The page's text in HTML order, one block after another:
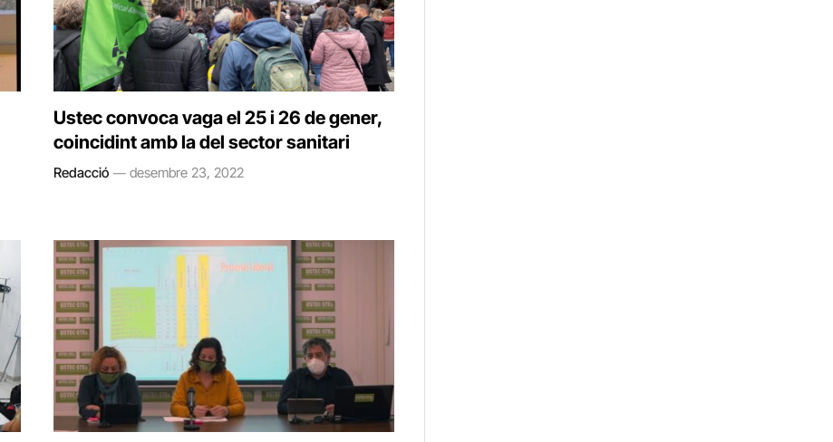
Ustec convoca vaga el 25 i 26 de gener,
coincidint amb la del sector sanitari
Redacció desembre 23, 2022